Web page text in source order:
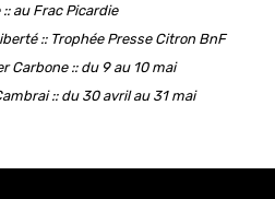
au Frac Picardie
:: Trophée Presse Citron BnF
Carbone :: du 9 au 10 mai
:: du 30 avril au 31 mai